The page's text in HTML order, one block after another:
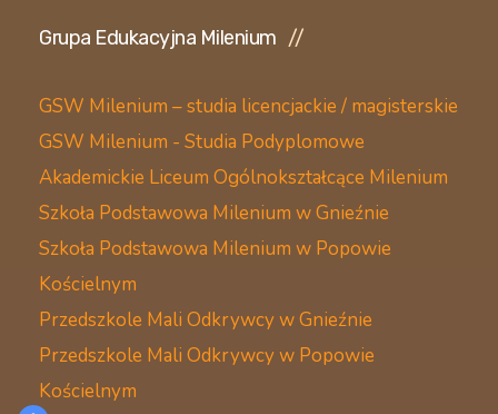
Grupa Edukacyjna Milenium
GSW Milenium – studia licencjackie / magisterskie
GSW Milenium - Studia Podyplomowe
Akademickie Liceum Ogólnokształcące Milenium
Szkoła Podstawowa Milenium w Gnieźnie
Szkoła Podstawowa Milenium w Popowie
Kościelnym
Przedszkole Mali Odkrywcy w Gnieźnie
Przedszkole Mali Odkrywcy w Popowie
Kościelnym